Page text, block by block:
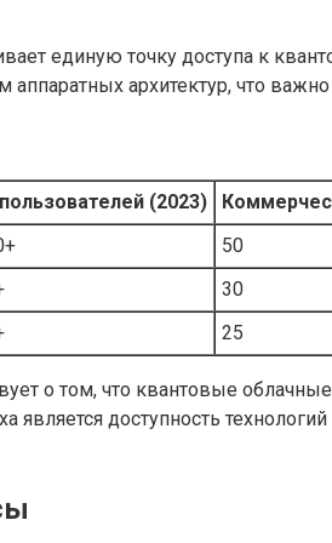
единую точку доступа к
архитектур, что
(2023)
50
30
25
о том, что квантовые
доступность